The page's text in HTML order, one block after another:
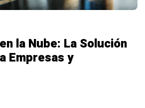
la Nube: La Solución
Empresas y